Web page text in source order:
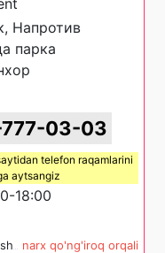
Напротив
парка
03-03
telefon raqamlarini
aytsangiz
18:00
narx qo'ng'iroq orqali